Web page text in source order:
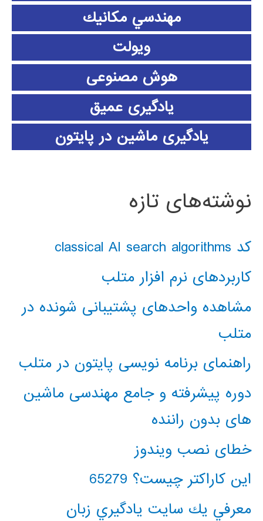
مهندسي مكانيك
ویولت
هوش مصنوعی
یادگیری عمیق
یادگیری ماشین در پایتون
نوشته‌های تازه
کد classical AI search algorithms
کاربردهای نرم افزار متلب
مشاهده واحدهای پشتیبانی شونده در
متلب
راهنمای برنامه نویسی پایتون در متلب
دوره پیشرفته و جامع مهندسی ماشین
های بدون راننده
خطای نصب ویندوز
این کاراکتر چیست؟ 65279
معرفي يك سايت يادگيري زبان